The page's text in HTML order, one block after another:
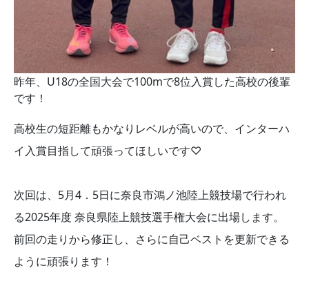
昨年、U18の全国大会で100mで8位入賞した高校の後輩
です！
高校生の短距離もかなりレベルが高いので、インターハ
イ入賞目指して頑張ってほしいです♡
次回は、5月4．5日に奈良市鴻ノ池陸上競技場で行われ
る2025年度 奈良県陸上競技選手権大会に出場します。
前回の走りから修正し、さらに自己ベストを更新できる
ように頑張ります！